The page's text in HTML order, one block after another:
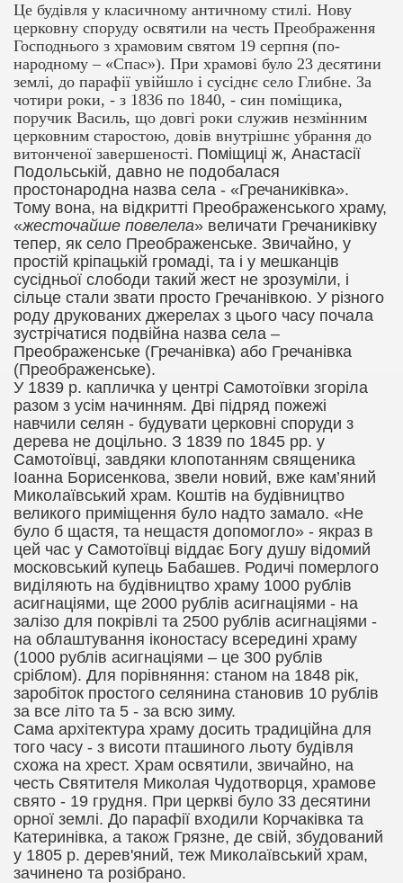
Це будівля у класичному античному стилі. Нову
церковну споруду освятили на честь Преображення
Господнього з храмовим святом 19 серпня (по-
народному – «Спас»). При храмові було 23 десятини
землі, до парафії увійшло і сусіднє село Глибне. За
чотири роки, - з 1836 по 1840, - син поміщика,
поручик Василь, що довгі роки служив незмінним
церковним старостою, довів внутрішнє убрання до
витонченої завершеності. Поміщиці ж, Анастасії
Подольській, давно не подобалася
простонародна назва села - «Гречаниківка».
Тому вона, на відкритті Преображенського храму,
«жесточайше повелела» величати Гречаниківку
тепер, як село Преображенське. Звичайно, у
простій кріпацькій громаді, та і у мешканців
сусідньої слободи такий жест не зрозуміли, і
сільце стали звати просто Гречанівкою. У різного
роду друкованих джерелах з цього часу почала
зустрічатися подвійна назва села –
Преображенське (Гречанівка) або Гречанівка
(Преображенське).
У 1839 р. капличка у центрі Самотоївки згоріла
разом з усім начинням. Дві підряд пожежі
навчили селян - будувати церковні споруди з
дерева не доцільно. З 1839 по 1845 рр. у
Самотоївці, завдяки клопотанням священика
Іоанна Борисенкова, звели новий, вже кам’яний
Миколаївський храм. Коштів на будівництво
великого приміщення було надто замало. «Не
було б щастя, та нещастя допомогло» - якраз в
цей час у Самотоївці віддає Богу душу відомий
московський купець Бабашев. Родичі померлого
виділяють на будівництво храму 1000 рублів
асигнаціями, ще 2000 рублів асигнаціями - на
залізо для покрівлі та 2500 рублів асигнаціями -
на облаштування іконостасу всередині храму
(1000 рублів асигнаціями – це 300 рублів
сріблом). Для порівняння: станом на 1848 рік,
заробіток простого селянина становив 10 рублів
за все літо та 5 - за всю зиму.
Сама архітектура храму досить традиційна для
того часу - з висоти пташиного льоту будівля
схожа на хрест. Храм освятили, звичайно, на
честь Святителя Миколая Чудотворця, храмове
свято - 19 грудня. При церкві було 33 десятини
орної землі. До парафії входили Корчаківка та
Катеринівка, а також Грязне, де свій, збудований
у 1805 р. дерев'яний, теж Миколаївський храм,
зачинено та розібрано.